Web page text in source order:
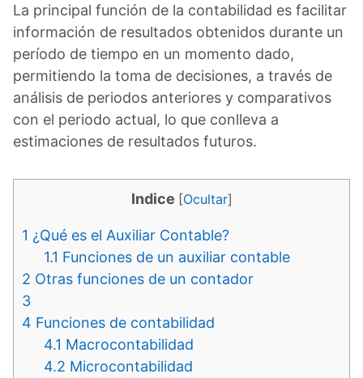
La principal función de la contabilidad es facilitar
información de resultados obtenidos durante un
período de tiempo en un momento dado,
permitiendo la toma de decisiones, a través de
análisis de periodos anteriores y comparativos
con el periodo actual, lo que conlleva a
estimaciones de resultados futuros.
Indice [Ocultar]
1 ¿Qué es el Auxiliar Contable?
1.1 Funciones de un auxiliar contable
2 Otras funciones de un contador
3
4 Funciones de contabilidad
4.1 Macrocontabilidad
4.2 Microcontabilidad